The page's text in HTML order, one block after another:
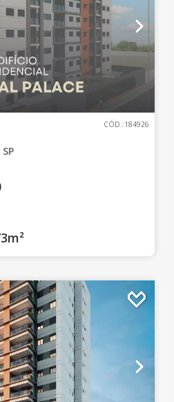
CÓD.:184926